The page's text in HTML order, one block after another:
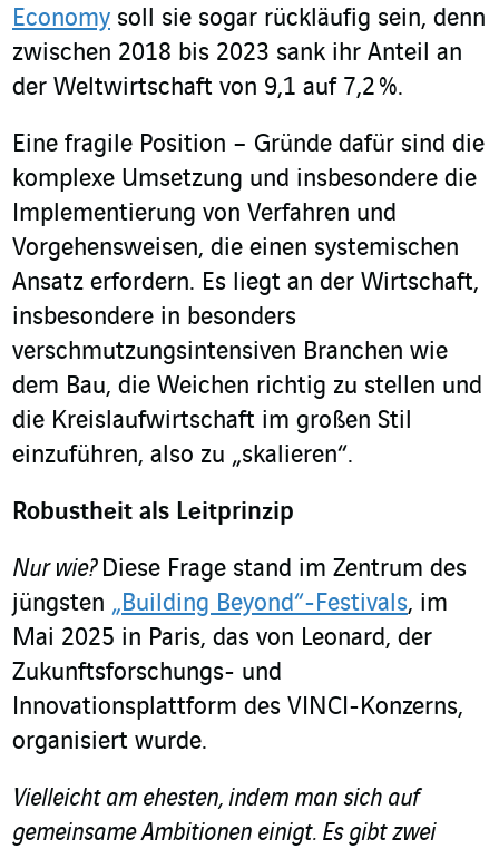
Economy soll sie sogar rückläufig sein, denn
zwischen 2018 bis 2023 sank ihr Anteil an
der Weltwirtschaft von 9,1 auf 7,2 %.
Eine fragile Position – Gründe dafür sind die
komplexe Umsetzung und insbesondere die
Implementierung von Verfahren und
Vorgehensweisen, die einen systemischen
Ansatz erfordern. Es liegt an der Wirtschaft,
insbesondere in besonders
verschmutzungsintensiven Branchen wie
dem Bau, die Weichen richtig zu stellen und
die Kreislaufwirtschaft im großen Stil
einzuführen, also zu „skalieren“.
Robustheit als Leitprinzip
Nur wie? Diese Frage stand im Zentrum des
jüngsten „Building Beyond“-Festivals, im
Mai 2025 in Paris, das von Leonard, der
Zukunftsforschungs- und
Innovationsplattform des VINCI-Konzerns,
organisiert wurde.
Vielleicht am ehesten, indem man sich auf
gemeinsame Ambitionen einigt. Es gibt zwei